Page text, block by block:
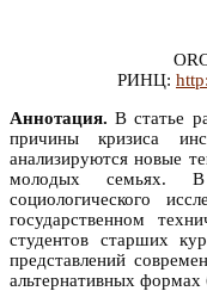
РИНЦ:
Аннотация. В статье
причины кризиса
анализируются новые
молодых семьях. В
социологического
государственном
студентов старших
представлений
альтернативных